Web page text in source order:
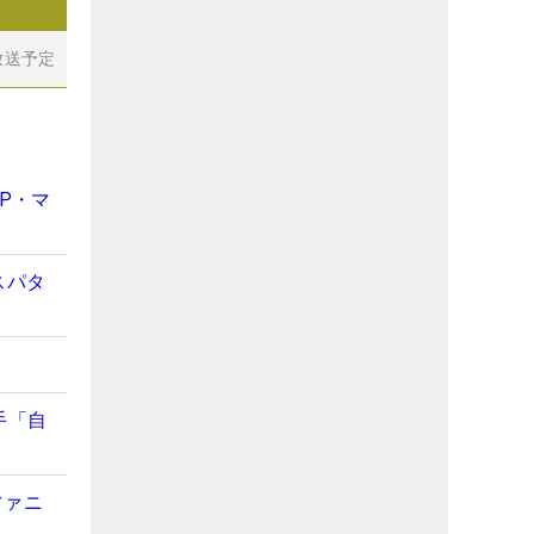
予定
・マ
タ
「自
ニ